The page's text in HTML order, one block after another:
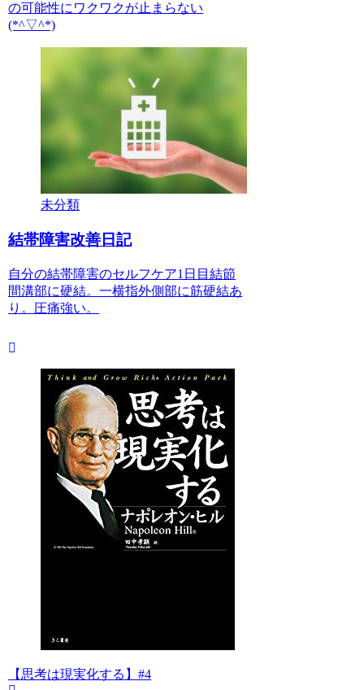
の可能性にワクワクが止まらない
(*^▽^*)
未分類
結帯障害改善日記
自分の結帯障害のセルフケア1日目結節
間溝部に硬結。一横指外側部に筋硬結あ
り。圧痛強い。
【思考は現実化する】#4